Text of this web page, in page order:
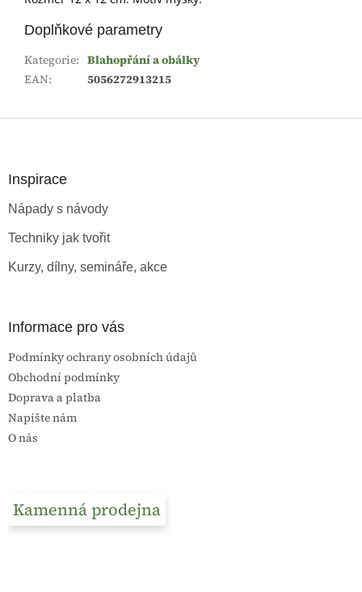
Doplňkové parametry
Kategorie: Blahopřání a obálky
EAN: 5056272913215
Inspirace
Nápady s návody
Techniky jak tvořit
Kurzy, dílny, semináře, akce
Informace pro vás
Podmínky ochrany osobních údajů
Obchodní podmínky
Doprava a platba
Napište nám
O nás
Kamenná prodejna